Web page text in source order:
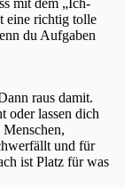
mit dem „Ich-
eine richtig tolle
du Aufgaben
raus damit.
oder lassen dich
und für
ist Platz für was